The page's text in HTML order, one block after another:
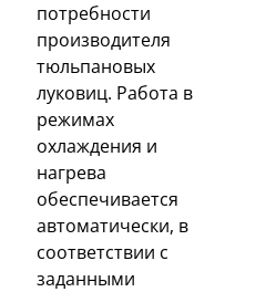
потребности
производителя
тюльпановых
луковиц. Работа в
режимах
охлаждения и
нагрева
обеспечивается
автоматически, в
соответствии с
заданными